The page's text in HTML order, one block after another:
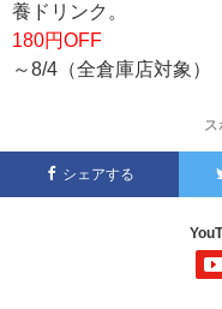
養ドリンク。
180円OFF
～8/4（全倉庫店対象）
ス
シェアする